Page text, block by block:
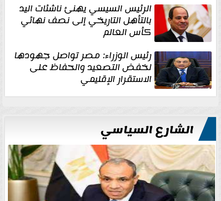
الرئيس السيسي يهنئ ناشئات اليد
بالتأهل التاريخي إلى نصف نهائي
كأس العالم
رئيس الوزراء: مصر تواصل جهودها
لخفض التصعيد والحفاظ على
الاستقرار الإقليمي
الشارع السياسي